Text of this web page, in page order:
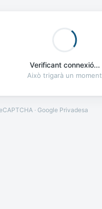
Verificant connexió...
Això trigarà un moment
· Google Privadesa